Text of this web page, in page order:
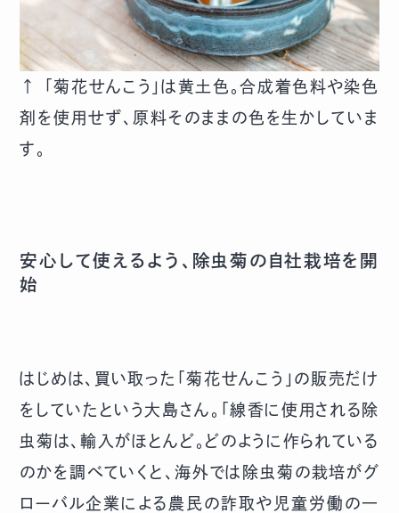
↑ 「菊花せんこう」は黄土色。合成着色料や染色
剤を使用せず、原料そのままの色を生かしていま
す。
安心して使えるよう、除虫菊の自社栽培を開
始
はじめは、買い取った「菊花せんこう」の販売だけ
をしていたという大島さん。「線香に使用される除
虫菊は、輸入がほとんど。どのように作られている
のかを調べていくと、海外では除虫菊の栽培がグ
ローバル企業による農民の詐取や児童労働の一